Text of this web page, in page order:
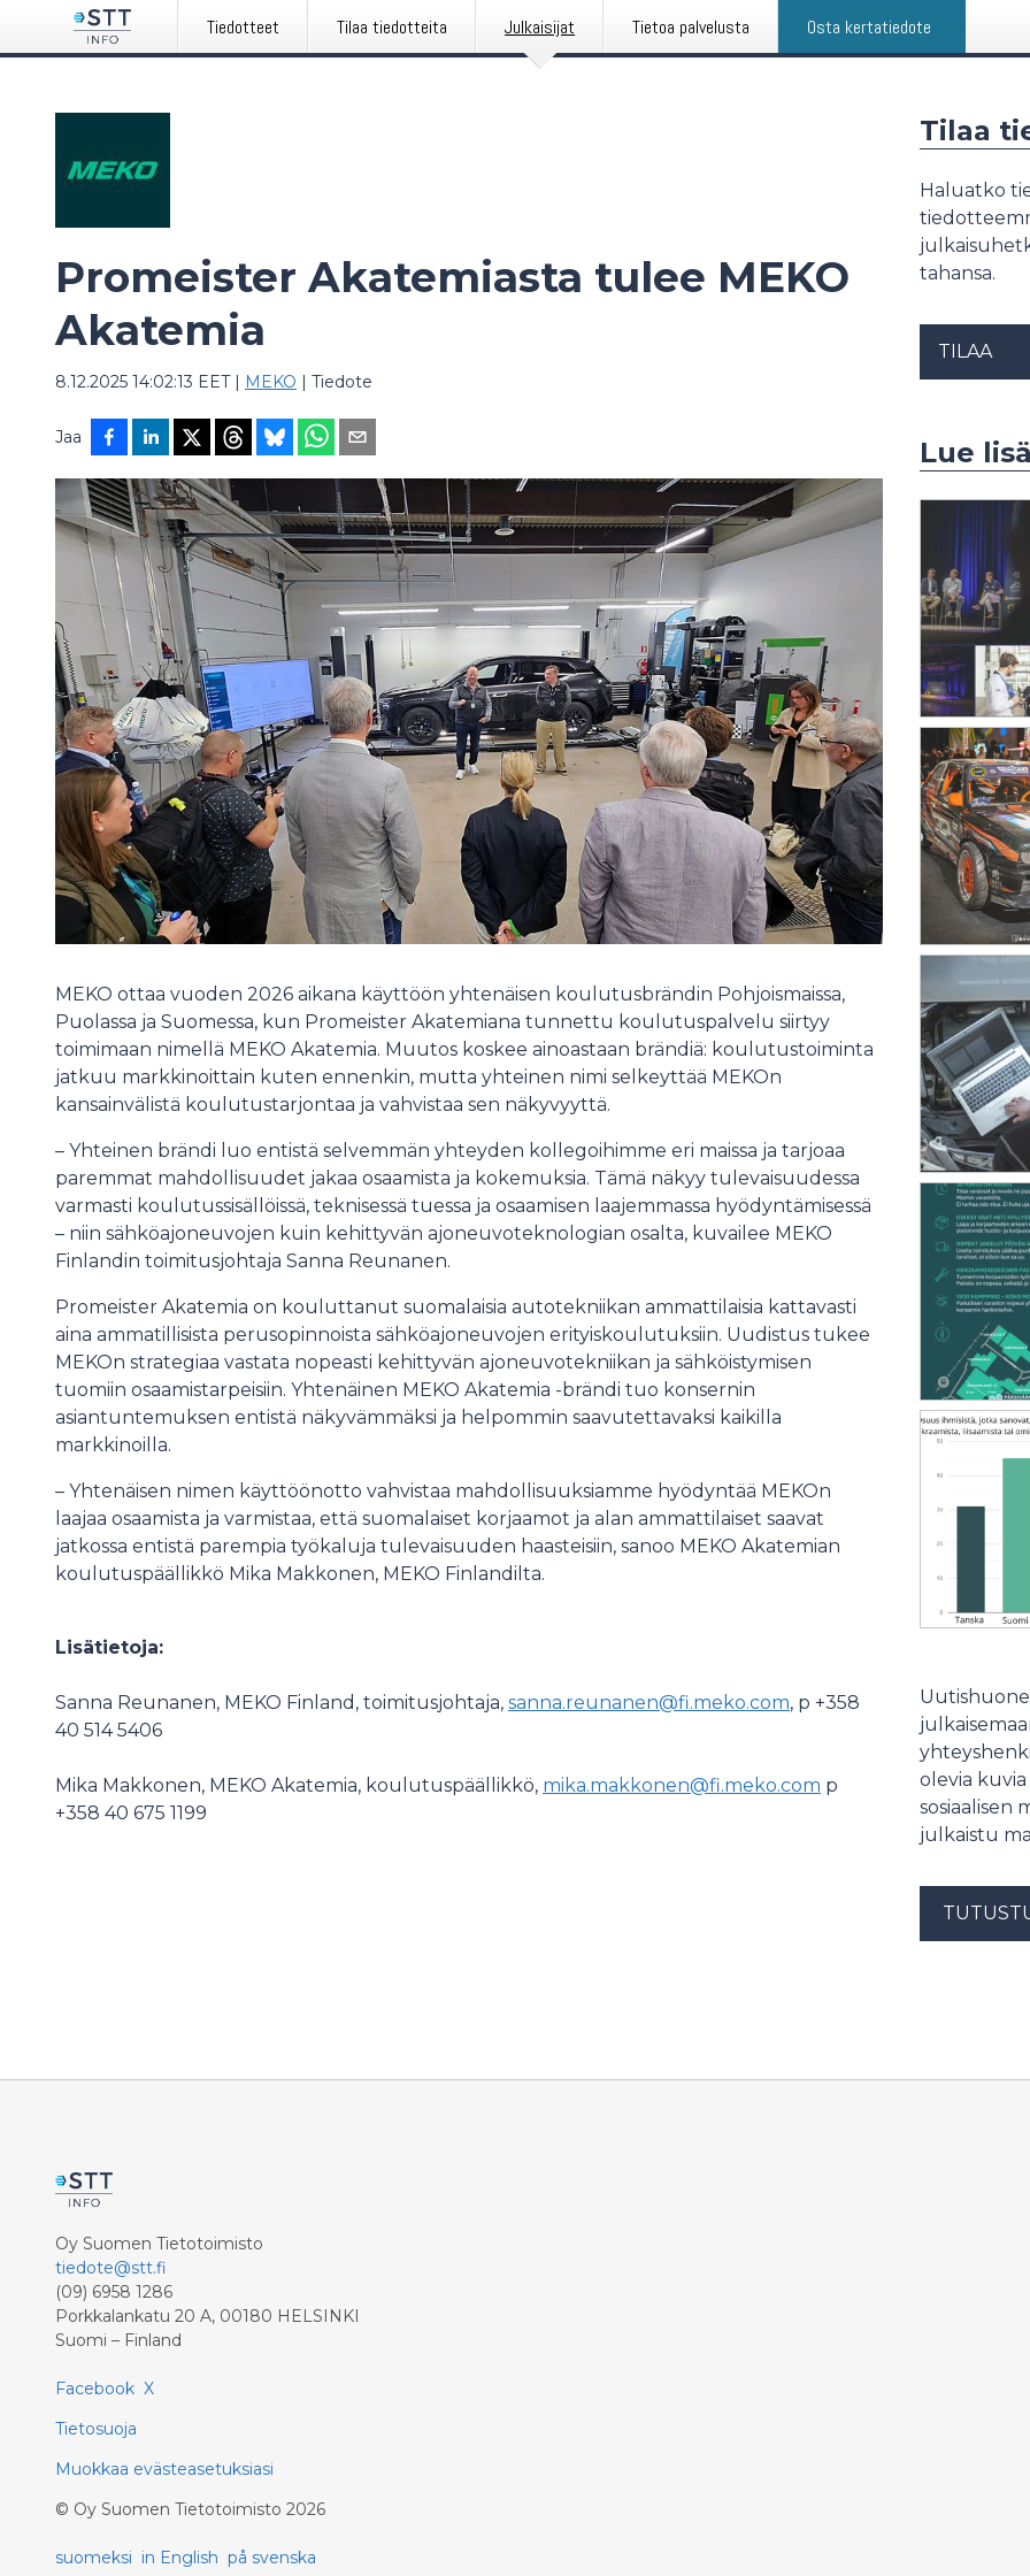
Tiedotteet Tilaa tiedotteita Julkaisijat Tietoa palvelusta Osta kertatiedote
Promeister Akatemiasta tulee MEKO
Akatemia
8.12.2025 14:02:13 EET| MEKO | Tiedote
Jaa
MEKO ottaa vuoden 2026 aikana käyttöön yhtenäisen koulutusbrändin Pohjoismaissa,
Puolassa ja Suomessa, kun Promeister Akatemiana tunnettu koulutuspalvelu siirtyy
toimimaan nimellä MEKO Akatemia. Muutos koskee ainoastaan brändiä: koulutustoiminta
jatkuu markkinoittain kuten ennenkin, mutta yhteinen nimi selkeyttää MEKOn
kansainvälistä koulutustarjontaa ja vahvistaa sen näkyvyyttä.
– Yhteinen brändi luo entistä selvemmän yhteyden kollegoihimme eri maissa ja tarjoaa
paremmat mahdollisuudet jakaa osaamista ja kokemuksia. Tämä näkyy tulevaisuudessa
varmasti koulutussisällöissä, teknisessä tuessa ja osaamisen laajemmassa hyödyntämisessä
– niin sähköajoneuvojen kuin kehittyvän ajoneuvoteknologian osalta, kuvailee MEKO
Finlandin toimitusjohtaja Sanna Reunanen.
Promeister Akatemia on kouluttanut suomalaisia autotekniikan ammattilaisia kattavasti
aina ammatillisista perusopinnoista sähköajoneuvojen erityiskoulutuksiin. Uudistus tukee
MEKOn strategiaa vastata nopeasti kehittyvän ajoneuvotekniikan ja sähköistymisen
tuomiin osaamistarpeisiin. Yhtenäinen MEKO Akatemia -brändi tuo konsernin
asiantuntemuksen entistä näkyvämmäksi ja helpommin saavutettavaksi kaikilla
markkinoilla.
– Yhtenäisen nimen käyttöönotto vahvistaa mahdollisuuksiamme hyödyntää MEKOn
laajaa osaamista ja varmistaa, että suomalaiset korjaamot ja alan ammattilaiset saavat
jatkossa entistä parempia työkaluja tulevaisuuden haasteisiin, sanoo MEKO Akatemian
koulutuspäällikkö Mika Makkonen, MEKO Finlandilta.
Lisätietoja:
Sanna Reunanen, MEKO Finland, toimitusjohtaja, sanna.reunanen@fi.meko.com, p +358
40 514 5406
Mika Makkonen, MEKO Akatemia, koulutuspäällikkö, mika.makkonen@fi.meko.com p
+358 40 675 1199
Tilaa
Haluatko
tahansa.
TILAA
Lue
olevia
sosiaalisen
julkaistu
Oy Suomen Tietotoimisto
tiedote@stt.fi
(09) 6958 1286
Porkkalankatu 20 A, 00180 HELSINKI
Suomi – Finland
Facebook X
Tietosuoja
Muokkaa evästeasetuksiasi
© Oy Suomen Tietotoimisto 2026
suomeksi in English på svenska